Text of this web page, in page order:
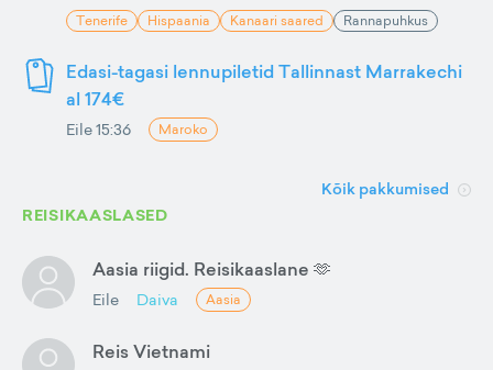
Tenerife Hispaania Kanaari saared Rannapuhkus
Edasi-tagasi lennupiletid Tallinnast Marrakechi
al 174€
Eile 15:36 Maroko
Kõik pakkumised
REISIKAASLASED
Aasia riigid. Reisikaaslane 🫶
Eile Daiva Aasia
Reis Vietnami